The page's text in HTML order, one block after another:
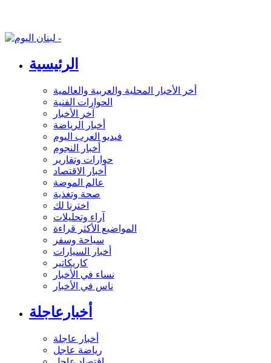
الرئيسية
أخر الأخبار المحلية والعربية والعالمية
الحوارات الفنية
آخر الأخبار
أخبار الرياضة
فيديو العرب اليوم
أخبار النجوم
حوارات وتقارير
أخبار الاقتصاد
عالم الموضة
صحة وتغذية
اخترنا لك
آراء وتحليلات
المواضيع الأكثر قراءة
سياحة وسفر
أخبار السيارات
كاريكاتير
نساء في الأخبار
ناس في الأخبار
أخبارعاجلة
أخبار عاجلة
رياضة عاجل